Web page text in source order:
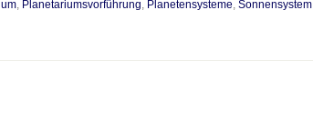
Planetariumsvorführung Planetensysteme Sonnensystem